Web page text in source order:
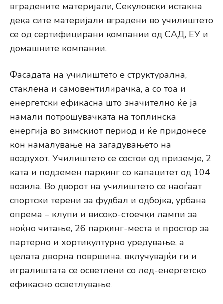
вградените материјали, Секуловски истакна
дека сите материјали вградени во училиштето
се од сертифицирани компании од САД, ЕУ и
домашните компании.
Фасадата на училиштето е структурална,
стаклена и самовентилирачка, а со тоа и
енергетски ефикасна што значително ќе ја
намали потрошувачката на топлинска
енергија во зимскиот период и ќе придонесе
кон намалување на загадувањето на
воздухот. Училиштето се состои од приземје, 2
ката и подземен паркинг со капацитет од 104
возила. Во дворот на училиштето се наоѓаат
спортски терени за фудбал и одбојка, урбана
опрема – клупи и високо-стоечки лампи за
ноќно читање, 26 паркинг-места и простор за
партерно и хортикултурно уредување, а
целата дворна површина, вклучувајќи ги и
игралиштата се осветлени со лед-енергетско
ефикасно осветлување.